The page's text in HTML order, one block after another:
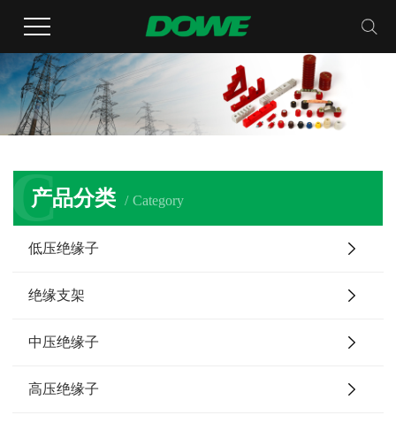
产品分类 Category
C
低压绝缘子
绝缘支架
中压绝缘子
高压绝缘子